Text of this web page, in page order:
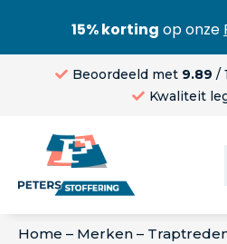
Beoordeeld met 9.89 /
Kwaliteit
Home – Merken –
15% korting op onze